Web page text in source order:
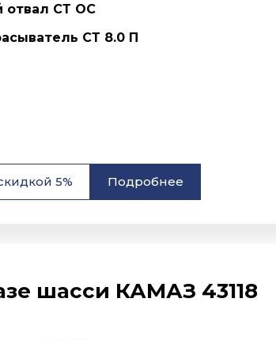
отвал СТ ОС
СТ 8.0 П
5% Подробнее
шасси КАМАЗ 43118